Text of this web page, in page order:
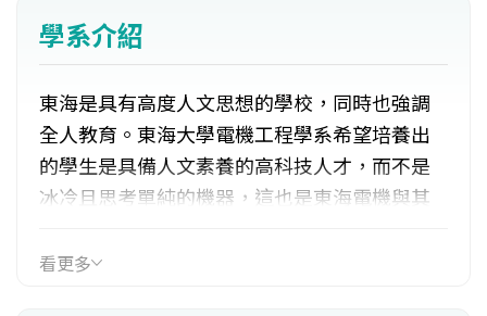
學系介紹
東海是具有高度人文思想的學校，同時也強調
全人教育。東海大學電機工程學系希望培養出
的學生是具備人文素養的高科技人才，而不是
冰冷且思考單純的機器，這也是東海電機與其
學生兼具深度和廣度的課程，藉由理論與實作
看更多